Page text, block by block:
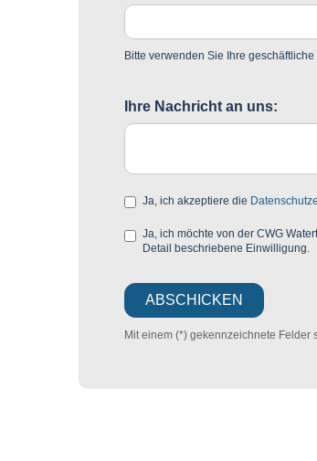
Bitte verwenden Sie Ihre
Ihre Nachricht an uns:
Ja, ich akzeptiere die
Ja, ich möchte von der CWG
Detail beschriebene Einwilligung.
Mit einem (*) gekennzeichnete Felder